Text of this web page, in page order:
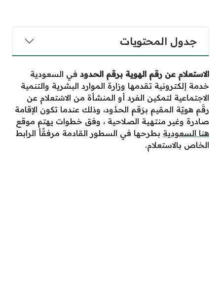
جدول المحتويات
الاستعلام عن رقم الهوية برقم الحدود في السعودية
خدمة إلكترونية تقدمها وزارة الموارد البشرية والتنمية
الاجتماعية لتمكين الفرد أو المنشأة من الاسْتعلام عن
رقَم هويّة المقيم برَقم الحدُود، وذلك عندما تكون الإقامة
صادرة وغير منتهية الصلاحية ، وفق خطوات يهتم موقع
هنا السعودية بطرحها في السطور القادمة مرفقًأ الرابط
الخاص بالاستعلام.